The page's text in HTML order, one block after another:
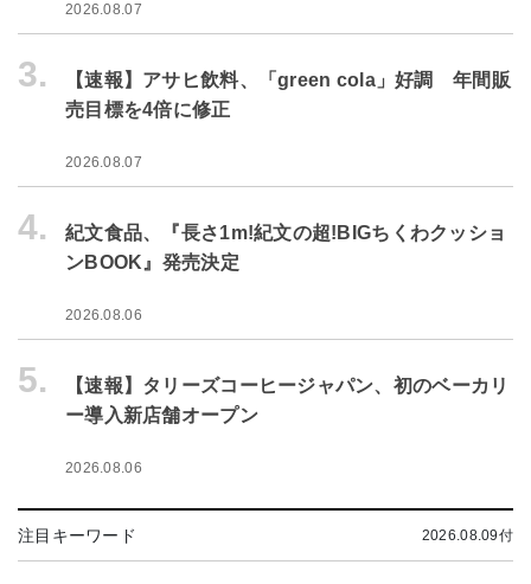
2026.08.07
3.
【速報】アサヒ飲料、「green cola」好調 年間販
売目標を4倍に修正
2026.08.07
4.
紀文食品、『長さ1m!紀文の超!BIGちくわクッショ
ンBOOK』発売決定
2026.08.06
5.
【速報】タリーズコーヒージャパン、初のベーカリ
ー導入新店舗オープン
2026.08.06
注目キーワード 2026.08.09付